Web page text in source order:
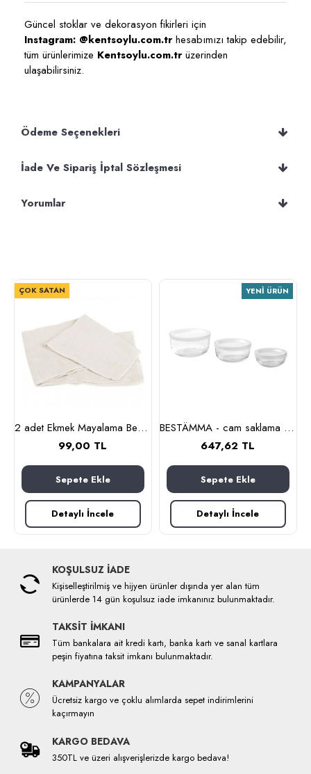
Güncel stoklar ve dekorasyon fikirleri için
Instagram: @kentsoylu.com.trhesabımızı takip edebilir,
tüm ürünlerimize Kentsoylu.com.trüzerinden
ulaşabilirsiniz.
Ödeme Seçenekleri
İade Ve Sipariş İptal Sözleşmesi
Yorumlar
ÇOK SATAN
2 adet Ekmek Mayalama Bezi 50x70 cm, %100 Pamuk Amerikan Pasa Bezi
99,00 TL
Sepete Ekle
Detaylı İncele
YENI ÜRÜN
BESTÄMMA - cam saklama kabı seti (cam)
647,62 TL
Sepete Ekle
Detaylı İncele
KOŞULSUZ İADE
Kişiselleştirilmiş ve hijyen ürünler dışında yer alan tüm
ürünlerde 14 gün koşulsuz iade imkanınız bulunmaktadır.
TAKSİT İMKANI
Tüm bankalara ait kredi kartı, banka kartı ve sanal kartlara
peşin fiyatına taksit imkanı bulunmaktadır.
KAMPANYALAR
Ücretsiz kargo ve çoklu alımlarda sepet indirimlerini
kaçırmayın
KARGO BEDAVA
350TL ve üzeri alışverişlerizde kargo bedava!